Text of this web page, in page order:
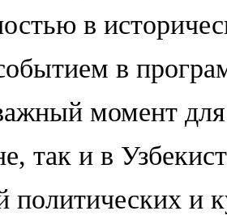
в
в
момент
так и в
политических и